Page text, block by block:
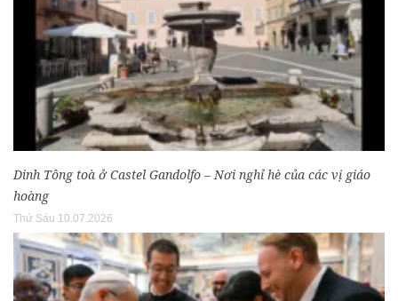
Dinh Tông toà ở Castel Gandolfo – Nơi nghỉ hè của các vị giáo
hoàng
Thứ Sáu 10.07.2026